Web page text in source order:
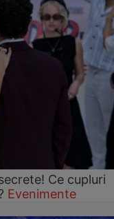
Ce cupluri
Evenimente